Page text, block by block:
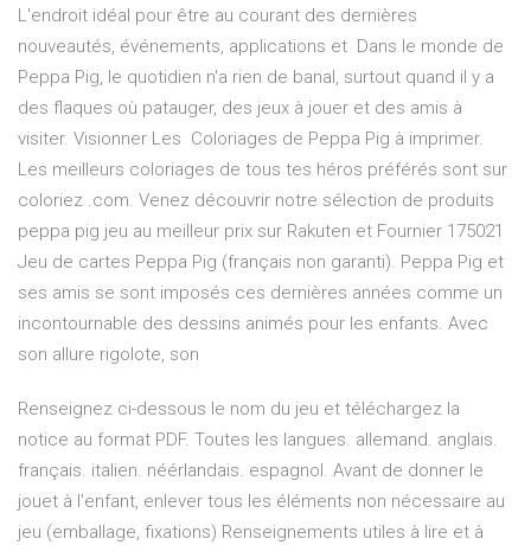
L'endroit idéal pour être au courant des dernières
nouveautés, événements, applications et Dans le monde de
Peppa Pig, le quotidien n'a rien de banal, surtout quand il y a
des flaques où patauger, des jeux à jouer et des amis à
visiter. Visionner Les Coloriages de Peppa Pig à imprimer.
Les meilleurs coloriages de tous tes héros préférés sont sur
coloriez .com. Venez découvrir notre sélection de produits
peppa pig jeu au meilleur prix sur Rakuten et Fournier 175021
Jeu de cartes Peppa Pig (français non garanti). Peppa Pig et
ses amis se sont imposés ces dernières années comme un
incontournable des dessins animés pour les enfants. Avec
son allure rigolote, son
Renseignez ci-dessous le nom du jeu et téléchargez la
notice au format PDF. Toutes les langues. allemand. anglais.
français. italien. néérlandais. espagnol. Avant de donner le
jouet à l'enfant, enlever tous les éléments non nécessaire au
jeu (emballage, fixations) Renseignements utiles à lire et à